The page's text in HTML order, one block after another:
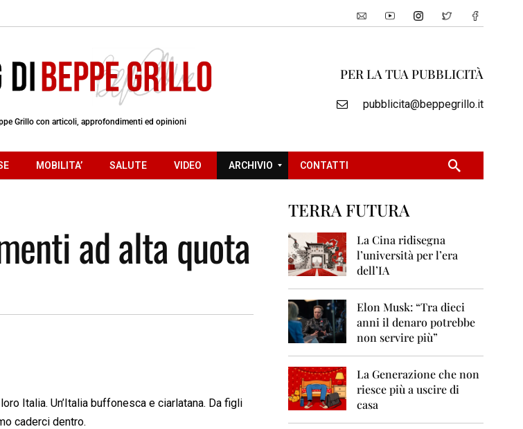
Grillo con articoli, approfondimenti ed opinioni
PER LA TUA PUBBLICITÀ
pubblicita@beppegrillo.it
MOBILITA’ SALUTE VIDEO ARCHIVIO
0
0
5
CONTATTI
ad alta quota
Italia. Un’Italia buffonesca e ciarlatana. Da figli
caderci dentro.
TERRA FUTURA
La Cina ridisegna
l’università per l’era
dell’IA
Elon Musk: “Tra dieci
anni il denaro potrebbe
non servire più”
La Generazione che non
riesce più a uscire di
casa